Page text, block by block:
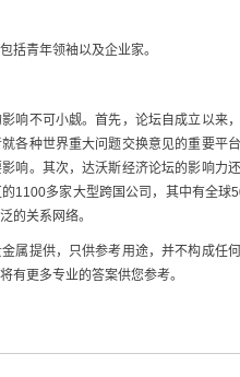
括青年领袖以及企业家。
响不可小觑。首先，论坛自成立以来
各种世界重大问题交换意见的重要平
响。其次，达沃斯经济论坛的影响力
1100多家大型跨国公司，其中有全
的关系网络。
属提供，只供参考用途，并不构成任
有更多专业的答案供您参考。